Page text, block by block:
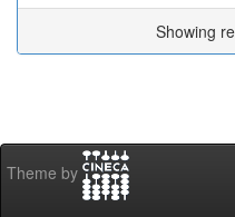
Showing
Theme by